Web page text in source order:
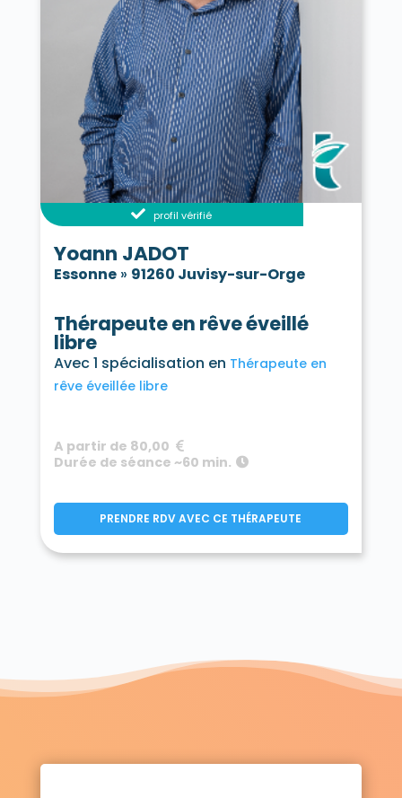
profil vérifié
Yoann JADOT
Essonne» 91260 Juvisy-sur-Orge
Thérapeute en rêve éveillé
libre
Avec 1 spécialisation en Thérapeute en
rêve éveillée libre
A partir de 80,00
Durée de séance ~60 min.
PRENDRE RDV AVEC CE THÉRAPEUTE